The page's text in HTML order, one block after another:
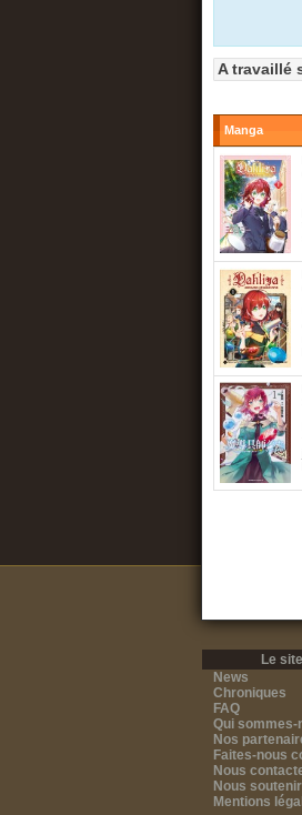
A travaillé
Manga
Le site
News
Chroniques
FAQ
Qui sommes-
Nos
Faites-nous
Nous
Nous soutenir
Mentions